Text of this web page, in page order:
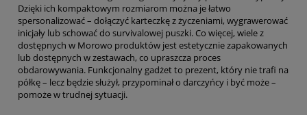
Dzięki ich kompaktowym rozmiarom można je łatwo
spersonalizować – dołączyć karteczkę z życzeniami, wygrawerować
inicjały lub schować do survivalowej puszki. Co więcej, wiele z
dostępnych w Morowo produktów jest estetycznie zapakowanych
lub dostępnych w zestawach, co upraszcza proces
obdarowywania. Funkcjonalny gadżet to prezent, który nie trafi na
półkę – lecz będzie służył, przypominał o darczyńcy i być może –
pomoże w trudnej sytuacji.